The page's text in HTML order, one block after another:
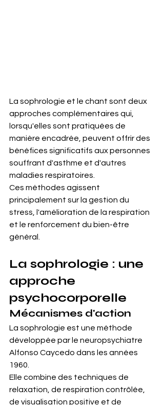
La sophrologie et le chant sont deux
approches complémentaires qui,
lorsqu'elles sont pratiquées de
manière encadrée, peuvent offrir des
bénéfices significatifs aux personnes
souffrant d'asthme et d'autres
maladies respiratoires.
Ces méthodes agissent
principalement sur la gestion du
stress, l'amélioration de la respiration
et le renforcement du bien-être
général.
La sophrologie : une
approche
psychocorporelle
Mécanismes d'action
La sophrologie est une méthode
développée par le neuropsychiatre
Alfonso Caycedo dans les années
1960.
Elle combine des techniques de
relaxation, de respiration contrôlée,
de visualisation positive et de